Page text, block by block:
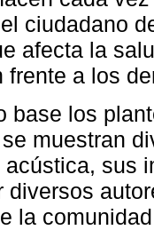
ciudadano
afecta la
frente a los
base los
muestran
sus
diversos
la